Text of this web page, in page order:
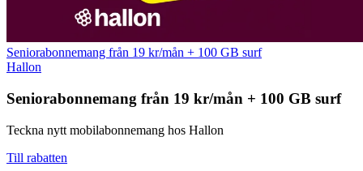
Seniorabonnemang från 19 kr/mån + 100 GB surf
Hallon
Seniorabonnemang från 19 kr/mån + 100 GB surf
Teckna nytt mobilabonnemang hos Hallon
Till rabatten